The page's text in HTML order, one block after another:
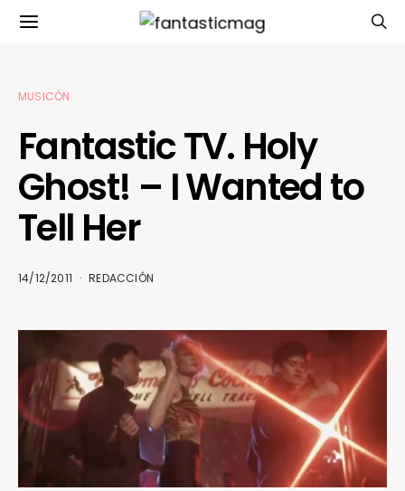
MUSICÓN
Fantastic TV. Holy
Ghost! – I Wanted to
Tell Her
14/12/2011 REDACCIÓN